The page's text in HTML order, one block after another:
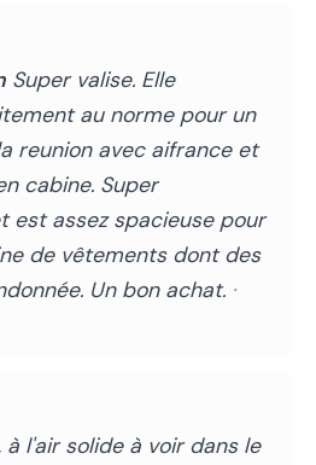
Super valise. Elle
au norme pour un
reunion avec aifrance et
cabine. Super
est assez spacieuse pour
de vêtements dont des
Un bon achat. ·
à l'air solide à voir dans le